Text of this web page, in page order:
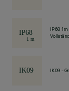
IP68 1m
IK09 -